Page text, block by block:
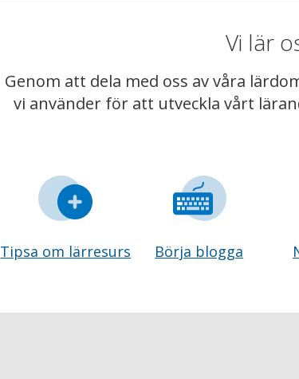
Vi lär
Genom att dela med oss av våra
vi använder för att utveckla vårt
Tipsa om lärresurs Börja blogga